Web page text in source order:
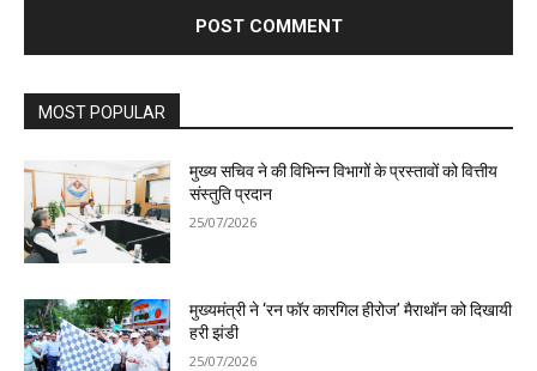
MOST POPULAR
मुख्य सचिव ने की विभिन्न विभागों के प्रस्तावों को वित्तीय
संस्तुति प्रदान
25/07/2026
मुख्यमंत्री ने ‘रन फॉर कारगिल हीरोज’ मैराथॉन को दिखायी
हरी झंडी
25/07/2026